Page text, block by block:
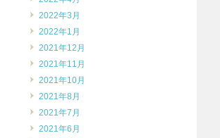
2022年3月
2022年1月
2021年12月
2021年11月
2021年10月
2021年8月
2021年7月
2021年6月